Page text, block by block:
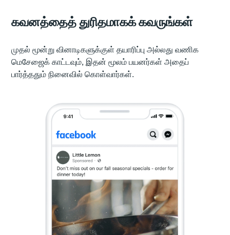
கவனத்தைத் துரிதமாகக் கவருங்கள்
முதல் மூன்று வினாடிகளுக்குள் தயாரிப்பு அல்லது வணிக
மெசேஜைக் காட்டவும், இதன் மூலம் பயனர்கள் அதைப்
பார்த்ததும் நினைவில் கொள்வார்கள்.